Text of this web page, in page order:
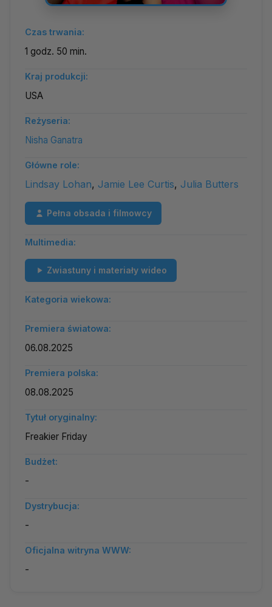
Czas trwania:
1 godz. 50 min.
Kraj produkcji:
USA
Reżyseria:
Nisha Ganatra
Główne role:
Lindsay Lohan, Jamie Lee Curtis, Julia Butters
Pełna obsada i filmowcy
Multimedia:
Zwiastuny i materiały wideo
Kategoria wiekowa:
Premiera światowa:
06.08.2025
Premiera polska:
08.08.2025
Tytuł oryginalny:
Freakier Friday
Budżet:
-
Dystrybucja:
-
Oficjalna witryna WWW:
-